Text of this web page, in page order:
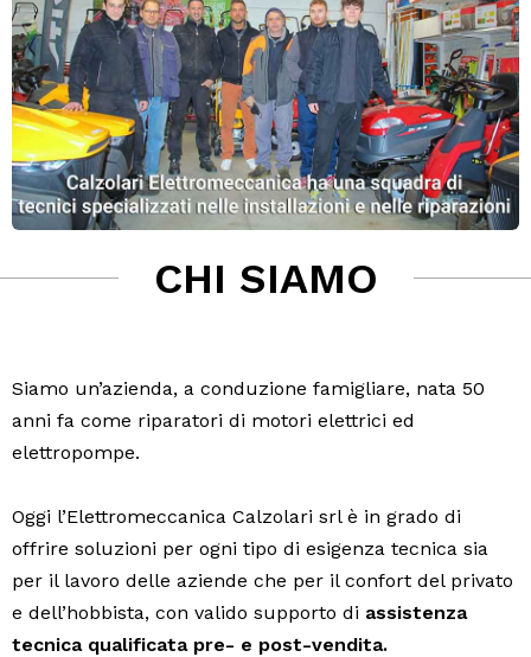
CHI SIAMO
Siamo un’azienda, a conduzione famigliare, nata 50
anni fa come riparatori di motori elettrici ed
elettropompe.
Oggi l’Elettromeccanica Calzolari srl è in grado di
offrire soluzioni per ogni tipo di esigenza tecnica sia
per il lavoro delle aziende che per il confort del privato
e dell’hobbista, con valido supporto di assistenza
tecnica qualificata pre- e post-vendita.